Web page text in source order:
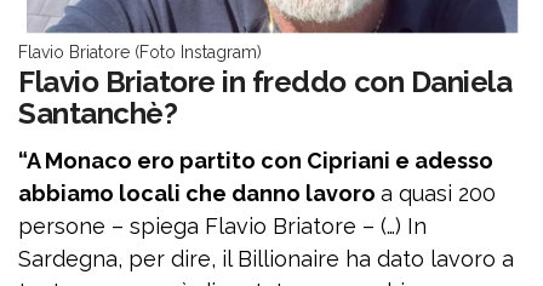
Flavio Briatore (Foto Instagram)
Flavio Briatore in freddo con Daniela
Santanchè?
“A Monaco ero partito con Cipriani e adesso
abbiamo locali che danno lavoro a quasi 200
persone – spiega Flavio Briatore – (…) In
Sardegna, per dire, il Billionaire ha dato lavoro a